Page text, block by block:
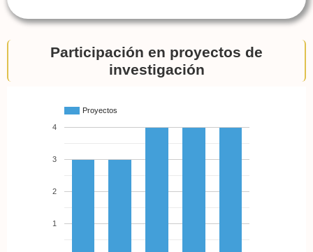
Participación en proyectos de
investigación
Proyectos
1
2
3
4